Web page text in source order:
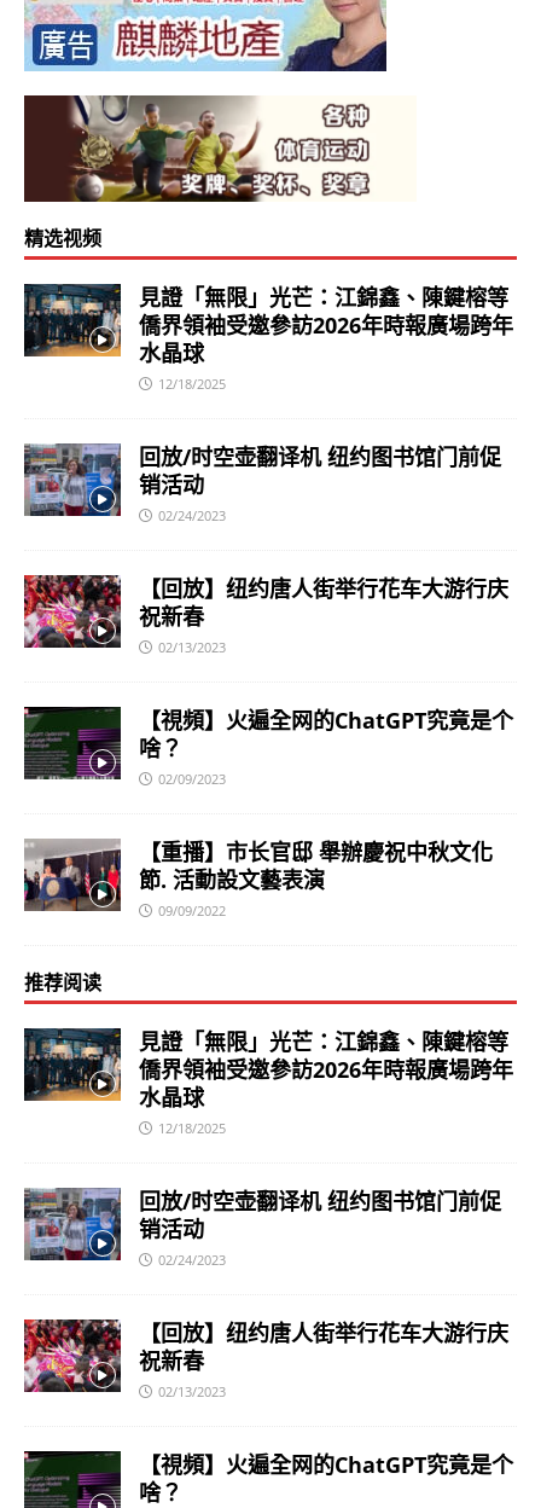
精选视频
見證「無限」光芒：江錦鑫、陳鍵榕等
僑界領袖受邀參訪2026年時報廣場跨年
水晶球
12/18/2025
回放/时空壶翻译机 纽约图书馆门前促
销活动
02/24/2023
【回放】纽约唐人街举行花车大游行庆
祝新春
02/13/2023
【視頻】火遍全网的ChatGPT究竟是个
啥？
02/09/2023
【重播】市长官邸 舉辦慶祝中秋文化
節. 活動設文藝表演
09/09/2022
推荐阅读
見證「無限」光芒：江錦鑫、陳鍵榕等
僑界領袖受邀參訪2026年時報廣場跨年
水晶球
12/18/2025
回放/时空壶翻译机 纽约图书馆门前促
销活动
02/24/2023
【回放】纽约唐人街举行花车大游行庆
祝新春
02/13/2023
【視頻】火遍全网的ChatGPT究竟是个
啥？